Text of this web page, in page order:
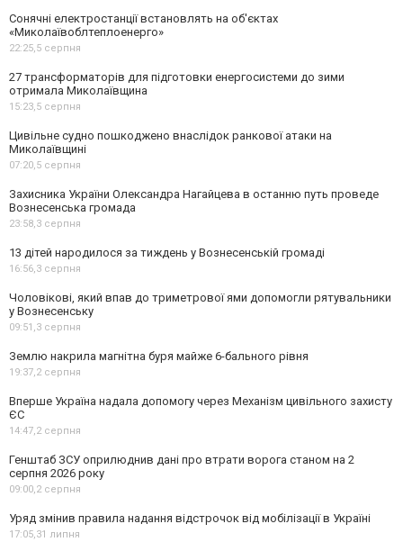
Сонячні електростанції встановлять на об'єктах
«Миколаївоблтеплоенерго»
22:25,5 серпня
27 трансформаторів для підготовки енергосистеми до зими
отримала Миколаївщина
15:23,5 серпня
Цивільне судно пошкоджено внаслідок ранкової атаки на
Миколаївщині
07:20,5 серпня
Захисника України Олександра Нагайцева в останню путь проведе
Вознесенська громада
23:58,3 серпня
13 дітей народилося за тиждень у Вознесенській громаді
16:56,3 серпня
Чоловікові, який впав до триметрової ями допомогли рятувальники
у Вознесенську
09:51,3 серпня
Землю накрила магнітна буря майже 6-бального рівня
19:37,2 серпня
Вперше Україна надала допомогу через Механізм цивільного захисту
ЄС
14:47,2 серпня
Генштаб ЗСУ оприлюднив дані про втрати ворога станом на 2
серпня 2026 року
09:00,2 серпня
Уряд змінив правила надання відстрочок від мобілізації в Україні
17:05,31 липня